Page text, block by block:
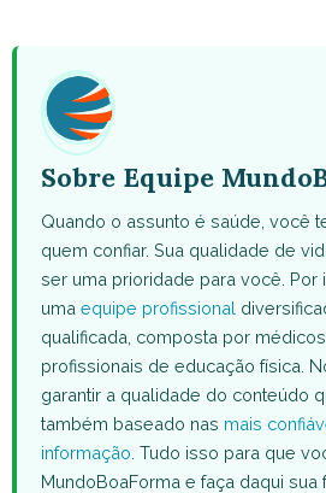
Sobre Equipe
Quando o assunto é saúde, você
quem confiar. Sua qualidade de
ser uma prioridade para você. Por
uma equipe profissional
qualificada, composta por
profissionais de educação física.
garantir a qualidade do conteúdo
também baseado nas mais
informação . Tudo isso para que
MundoBoaForma e faça daqui